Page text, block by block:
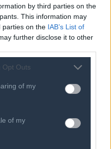
by third parties on the
This information may
parties on the IAB’s List of
further disclose it to other
Opt Outs
of my
of my
Εγγραφή Νέου Μέλους
Προνόμια Μελών
Τεχνολογικά Νέα
Άρθρα & Συνεντεύξεις
Startups